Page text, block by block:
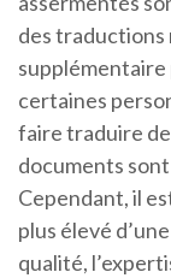
des traductions
certaines
faire traduire
documents
Cependant, il
plus élevé
qualité,